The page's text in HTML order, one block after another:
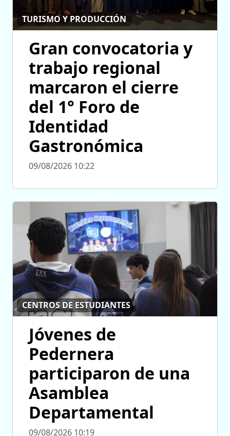
TURISMO Y PRODUCCIÓN
Gran convocatoria y
trabajo regional
marcaron el cierre
del 1° Foro de
Identidad
Gastronómica
09/08/2026 10:22
CENTROS DE ESTUDIANTES
Jóvenes de
Pedernera
participaron de una
Asamblea
Departamental
09/08/2026 10:19